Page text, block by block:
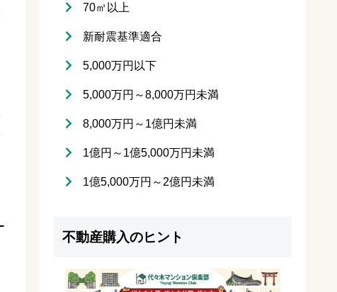
70㎡以上
新耐震基準適合
5,000万円以下
5,000万円～8,000万円未満
8,000万円～1億円未満
1億円～1億5,000万円未満
1億5,000万円～2億円未満
不動産購入のヒント